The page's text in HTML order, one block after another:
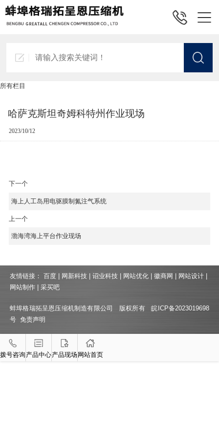
所有栏目
哈萨克斯坦奇姆科特州作业现场
2023/10/12
下一个
海上人工岛用电驱膜制氮注气系统
上一个
渤海湾海上平台作业现场
友情链接： 百度 网新科技 诏业科技 网站优化 徽商网 网站设计
网站制作
采买吧
蚌埠格瑞拓呈恩压缩机制造有限公司 版权所有皖ICP备2023019698
号 免责声明
拨号咨询 产品中心产品现场 网站首页